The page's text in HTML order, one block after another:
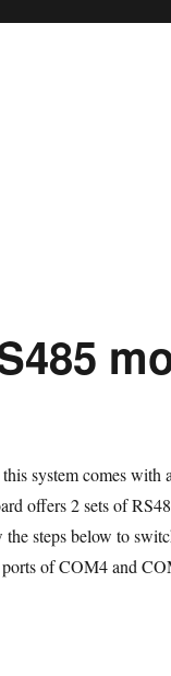
system comes with
offers 2 sets of
steps below to
of COM4 and